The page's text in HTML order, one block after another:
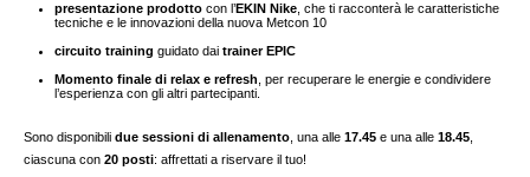
presentazione prodottocon l’EKIN Nike, che ti racconterà le caratteristiche
tecniche e le innovazioni della nuova Metcon 10
circuito trainingguidato daitrainer EPIC
Momento finale di relax e refresh, per recuperare le energie e condividere
l’esperienza con gli altri partecipanti.
Sono disponibilidue sessioni di allenamento , una alle17.45 e una alle18.45
ciascuna con20 posti: affrettati a riservare il tuo!